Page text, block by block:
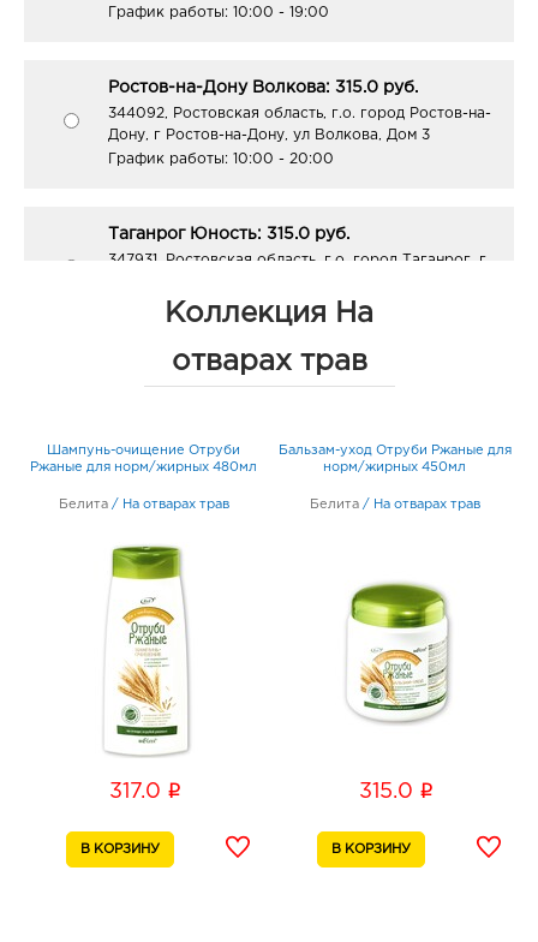
График работы: 10:00 - 19:00
Ростов-на-Дону Волкова: 315.0 руб.
344092, Ростовская область, г.о. город Ростов-на-
Дону, г Ростов-на-Дону, ул Волкова, Дом 3
График работы: 10:00 - 20:00
Таганрог Юность: 315.0 руб.
347931, Ростовская область, г.о. город Таганрог, г
График работы:9:00 - 19:00
Коллекция На
отварах трав
Шампунь-очищение Отруби
Ржаные для норм/жирных 480мл
Белита / На отварах трав
317.0 i
Бальзам-уход Отруби Ржаные для
норм/жирных 450мл
Белита / На отварах трав
315.0 i